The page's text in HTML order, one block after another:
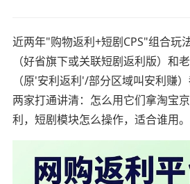
近两年"购物返利+短剧CPS"组合
（好省旗下或关联短剧返利版）和
（原'安利返利'/部分区域叫安利赚
两家打通讲清：怎么用它们拿淘宝
利，短剧模块怎么操作，适合谁用。